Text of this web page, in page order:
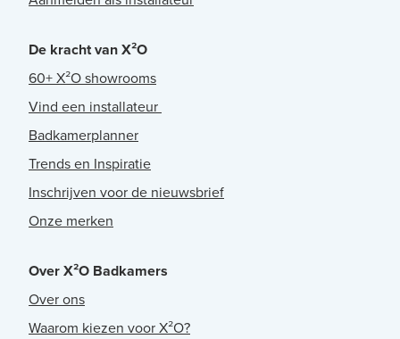
De kracht van X²O
60+ X²O showrooms
Vind een installateur
Badkamerplanner
Trends en Inspiratie
Inschrijven voor de nieuwsbrief
Onze merken
Over X²O Badkamers
Over ons
Waarom kiezen voor X²O?